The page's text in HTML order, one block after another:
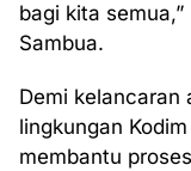
bagi kita
Sambua.
Demi kelancaran
lingkungan
membantu